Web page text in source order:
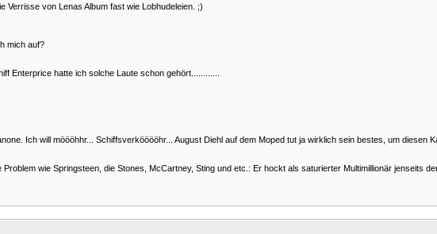
Verrisse von Lenas Album fast wie Lobhudeleien. ;)
mich auf?
Enterprice hatte ich solche Laute schon gehört............
Ich will möööhhr... Schiffsverkööööhr... August Diehl auf dem Moped tut ja wirklich sein bestes, um diesen
wie Springsteen, die Stones, McCartney, Sting und etc.: Er hockt als saturierter Multimillionär jenseits